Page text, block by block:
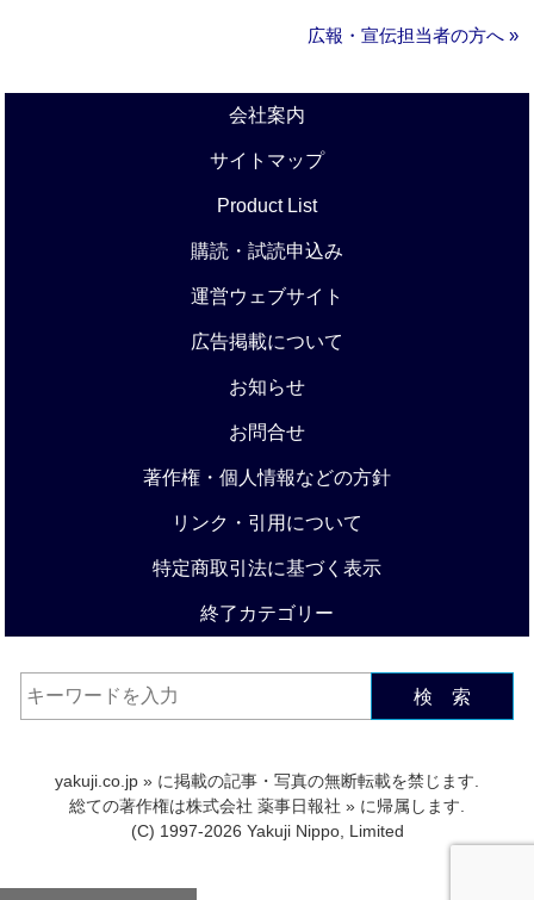
広報・宣伝担当者の方へ »
会社案内
サイトマップ
Product List
購読・試読申込み
運営ウェブサイト
広告掲載について
お知らせ
お問合せ
著作権・個人情報などの方針
リンク・引用について
特定商取引法に基づく表示
終了カテゴリー
検 索
yakuji.co.jp » に掲載の記事・写真の無断転載を禁じます.
総ての著作権は株式会社 薬事日報社 » に帰属します.
(C) 1997-2026 Yakuji Nippo, Limited